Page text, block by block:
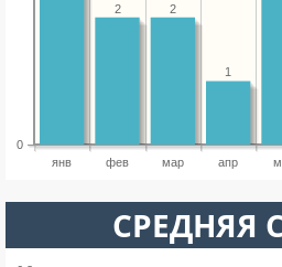
янв фев мар апр
0
1
2
2
СРЕДНЯЯ